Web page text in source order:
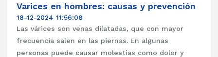
Varices en hombres: causas y prevención
18-12-2024 11:56:08
Las várices son venas dilatadas, que con mayor
frecuencia salen en las piernas. En algunas
personas puede causar molestias como dolor y